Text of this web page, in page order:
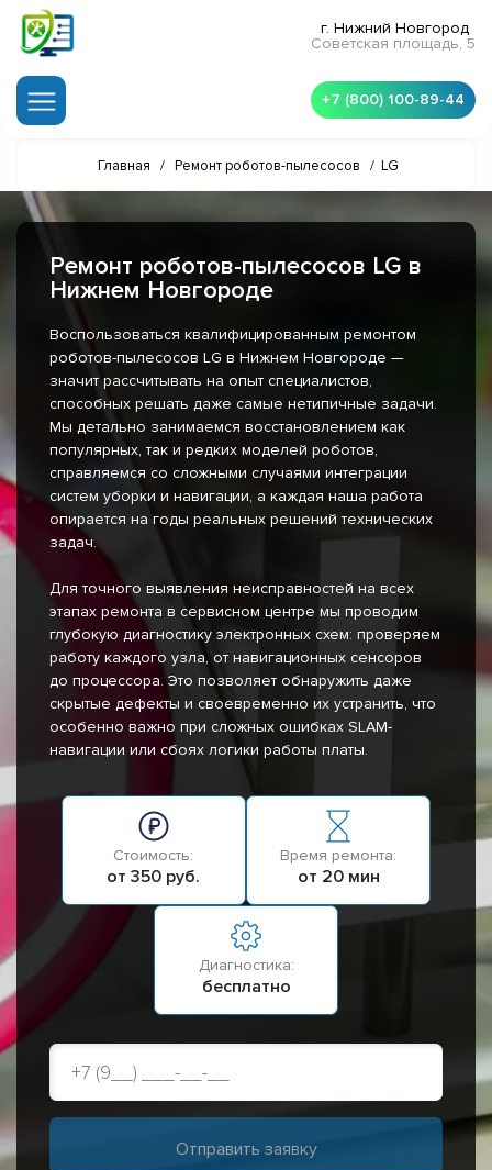
г. Нижний Новгород
Советская площадь, 5
+7 (800) 100-89-44
Главная / Ремонт роботов-пылесосов / LG
Ремонт роботов-пылесосов LG в
Нижнем Новгороде
Воспользоваться квалифицированным ремонтом
роботов-пылесосов LG в Нижнем Новгороде —
значит рассчитывать на опыт специалистов,
способных решать даже самые нетипичные задачи.
Мы детально занимаемся восстановлением как
популярных, так и редких моделей роботов,
справляемся со сложными случаями интеграции
систем уборки и навигации, а каждая наша работа
опирается на годы реальных решений технических
задач.
Для точного выявления неисправностей на всех
этапах ремонта в сервисном центре мы проводим
глубокую диагностику электронных схем: проверяем
работу каждого узла, от навигационных сенсоров
до процессора. Это позволяет обнаружить даже
скрытые дефекты и своевременно их устранить, что
особенно важно при сложных ошибках SLAM-
навигации или сбоях логики работы платы.
Стоимость:
от 350 руб.
Время ремонта:
от 20 мин
Диагностика:
бесплатно